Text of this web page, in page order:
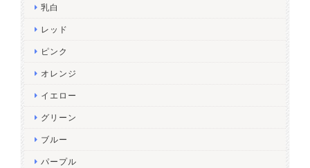
乳白
レッド
ピンク
オレンジ
イエロー
グリーン
ブルー
パープル